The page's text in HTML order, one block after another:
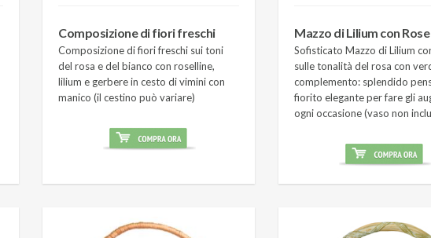
Composizione di fiori freschi
Composizione di fiori freschi sui toni
del rosa e del bianco con roselline,
lilium e gerbere in cesto di vimini con
manico (il cestino può variare)
Mazzo di Lilium con
Sofisticato Mazzo di Lilium
sulle tonalità del rosa con
complemento: splendido
fiorito elegante per fare gli
ogni occasione (vaso non